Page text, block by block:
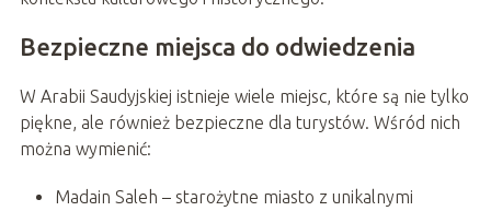
Bezpieczne miejsca do odwiedzenia
W Arabii Saudyjskiej istnieje wiele miejsc, które są nie tylko
piękne, ale również bezpieczne dla turystów. Wśród nich
można wymienić:
Madain Saleh – starożytne miasto z unikalnymi